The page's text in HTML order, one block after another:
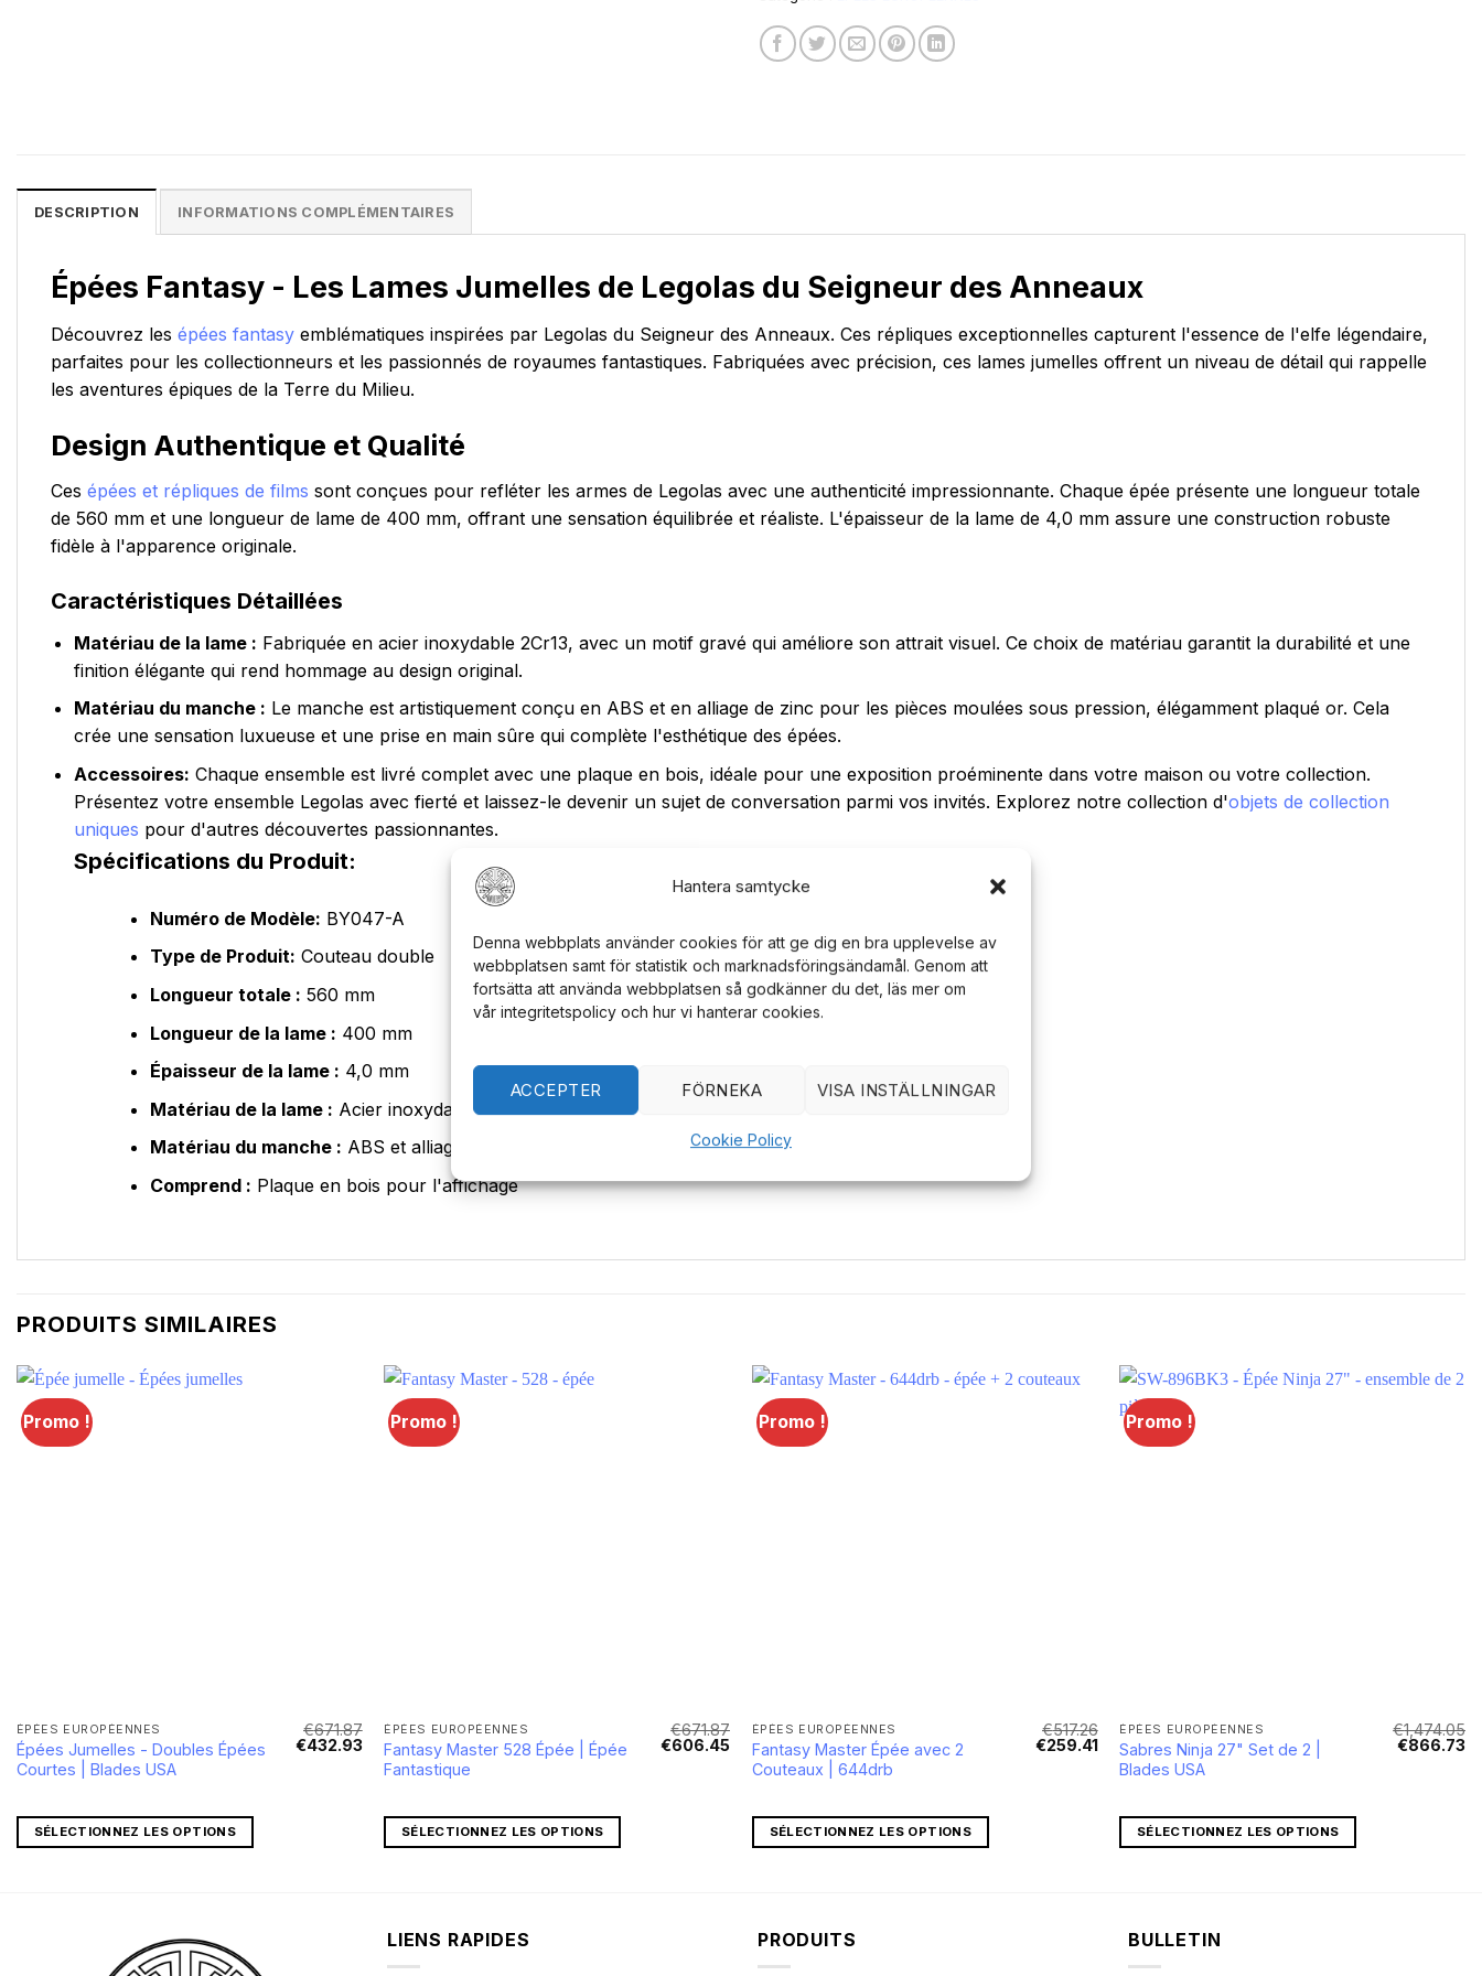
Hantera samtycke
Denna webbplats använder cookies för att ge dig en bra upplevelse av
webbplatsen samt för statistik och marknadsföringsändamål. Genom att
fortsätta att använda webbplatsen så godkänner du det, läs mer om
vår integritetspolicy och hur vi hanterar cookies.
ACCEPTER FÖRNEKA VISA INSTÄLLNINGAR
Cookie Policy
DESCRIPTION INFORMATIONS COMPLÉMENTAIRES
Épées Fantasy - Les Lames Jumelles de Legolas du Seigneur des Anneaux
Découvrez les épées fantasy emblématiques inspirées par Legolas du Seigneur des Anneaux. Ces répliques exceptionnelles capturent l'essence de l'elfe légendaire,
parfaites pour les collectionneurs et les passionnés de royaumes fantastiques. Fabriquées avec précision, ces lames jumelles offrent un niveau de détail qui rappelle
les aventures épiques de la Terre du Milieu.
Design Authentique et Qualité
Ces épées et répliques de films sont conçues pour refléter les armes de Legolas avec une authenticité impressionnante. Chaque épée présente une longueur totale
de 560 mm et une longueur de lame de 400 mm, offrant une sensation équilibrée et réaliste. L'épaisseur de la lame de 4,0 mm assure une construction robuste
fidèle à l'apparence originale.
Caractéristiques Détaillées
Matériau de la lame : Fabriquée en acier inoxydable 2Cr13, avec un motif gravé qui améliore son attrait visuel. Ce choix de matériau garantit la durabilité et une
finition élégante qui rend hommage au design original.
Matériau du manche : Le manche est artistiquement conçu en ABS et en alliage de zinc pour les pièces moulées sous pression, élégamment plaqué or. Cela
crée une sensation luxueuse et une prise en main sûre qui complète l'esthétique des épées.
Accessoires: Chaque ensemble est livré complet avec une plaque en bois, idéale pour une exposition proéminente dans votre maison ou votre collection.
Présentez votre ensemble Legolas avec fierté et laissez-le devenir un sujet de conversation parmi vos invités. Explorez notre collection d'objets de collection
uniques pour d'autres découvertes passionnantes.
Spécifications du Produit:
Numéro de Modèle: BY047-A
Type de Produit: Couteau double
Longueur totale : 560 mm
Longueur de la lame : 400 mm
Épaisseur de la lame : 4,0 mm
Matériau de la lame : Acier inoxydable 2Cr13 avec motif gravé
Matériau du manche : ABS et alliage de zinc (plaqué or)
Comprend : Plaque en bois pour l'affichage
PRODUITS SIMILAIRES
Promo !
ÉPÉES EUROPÉENNES
Épées Jumelles - Doubles Épées
Courtes | Blades USA
€671.87
Le
€432.93Le
prix
actuel
SÉLECTIONNEZ LES OPTIONS
Promo !
ÉPÉES EUROPÉENNES
Fantasy Master 528 Épée | Épée
Fantastique
€671.87
Le
€606.45Le
prix
actuel
SÉLECTIONNEZ LES OPTIONS
Promo !
ÉPÉES EUROPÉENNES
Fantasy Master Épée avec 2
Couteaux | 644drb
€517.26
Le
€259.41Le
prix
actuel
SÉLECTIONNEZ LES OPTIONS
Promo !
ÉPÉES EUROPÉENNES
Sabres Ninja 27" Set de 2 |
Blades USA
€1,474.05
Le
€866.73
SÉLECTIONNEZ LES OPTIONS
LIENS RAPIDES PRODUITS BULLETIN